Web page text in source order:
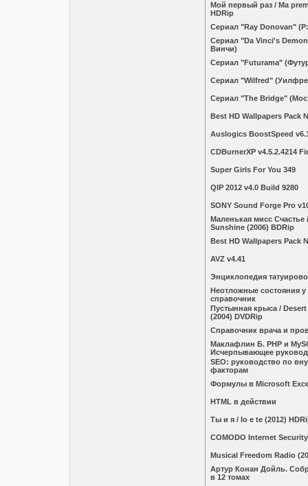
Мой первый раз / Ma
HDRip
Сериал "Ray Donovan"
Сериал "Da Vinci's
Винчи)
Сериал "Futurama"
Сериал "Wilfred"
Сериал "The Bridge"
Best HD Wallpapers Pack
Auslogics BoostSpeed
CDBurnerXP v4.5.2.4214
Super Girls For You 349
QIP 2012 v4.0 Build 9280
SONY Sound Forge Pro
Маленькая мисс Счастье
Sunshine (2006) BDRip
Best HD Wallpapers Pack
AVZ v4.41
Энциклопедия
Неотложные состояния
справочник
Пустынная крыса /
(2004) DVDRip
Справочник врача и
Маклафлин Б. PHP и
Исчерпывающее
SEO: руководство по
факторам
Формулы в Microsoft
HTML в действии
Ты и я / Io e te (2012)
COMODO Internet Security
Musical Freedom Radio
Артур Конан Дойль.
в 12 томах